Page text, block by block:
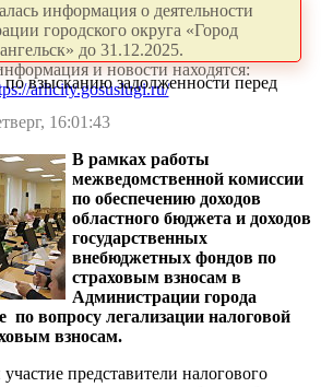
информация о деятельности
городского округа «Город
до 31.12.2025.
и новости находятся:
arhcity.gosuslugi.ru/
по взысканию задолженности перед
16:01:43
В рамках работы
межведомственной комиссии
по обеспечению доходов
областного бюджета и доходов
государственных
внебюджетных фондов по
страховым взносам в
Администрации города
по вопросу легализации налоговой
взносам.
представители налогового